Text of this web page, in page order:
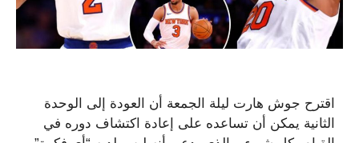
اقترح جوش هارت ليلة الجمعة أن العودة إلى الوحدة
الثانية يمكن أن تساعده على إعادة اكتشاف دوره في